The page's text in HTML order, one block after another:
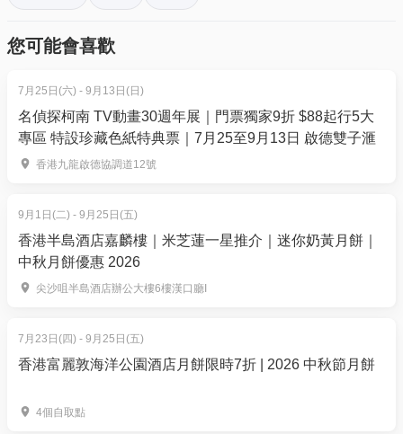
HK$238 | 任何時段適用 (原價HK$310)
*有效期至2025年12月31日
**只適用於8歲以上之人士，基於安全理由，未滿13歲
之人士必須有最少一位付費成人同時進場
The BattleField Zone A | 購買後第二天起方可使用
平日 | 單人票:HK$140/一小時
小時)
*只適用於8歲以上之人士，基於安全理由，未滿13歲
之人士必須有最少一位付費成人同時進場
The BattleField Zone B (至小4人入場) | 購買後第
單人票: HK$90/半小時
單人票:HK$170/一小時(原價HK$180/一小時) ***
4人套票:
您可能會喜歡
7月25日(六) - 9月13日(日)
名偵探柯南 TV動畫30週年展｜門票獨家9折 $88起行5大
專區 特設珍藏色紙特典票｜7月25至9月13日 啟德雙子滙
香港九龍啟德協調道12號
9月1日(二) - 9月25日(五)
香港半島酒店嘉麟樓｜米芝蓮一星推介｜迷你奶黃月餅｜
中秋月餅優惠 2026
尖沙咀半島酒店辦公大樓6樓漢口廳I
7月23日(四) - 9月25日(五)
香港富麗敦海洋公園酒店月餅限時7折 | 2026 中秋節月餅
4個自取點